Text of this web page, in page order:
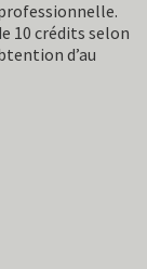
10 crédits selon
d’au